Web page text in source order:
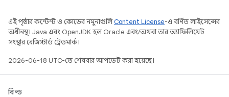
এই পৃষ্ঠার কন্টেন্ট ও কোডের নমুনাগুলিContent License-এ বর্ণিত লাইসেন্সের
অধীনস্থ। Java এবং OpenJDK হল Oracle এবং/অথবা তার অ্যাফিলিয়েট
সংস্থার রেজিস্টার্ড ট্রেডমার্ক।
2026-06-18 UTC-তে শেষবার আপডেট করা হয়েছে।
বিল্ড